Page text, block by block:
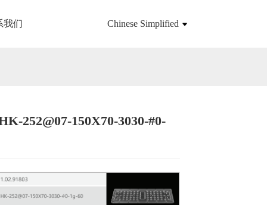
我们 Chinese Simplified
Loading...
Loading...
252@07-150X70-3030-#0-